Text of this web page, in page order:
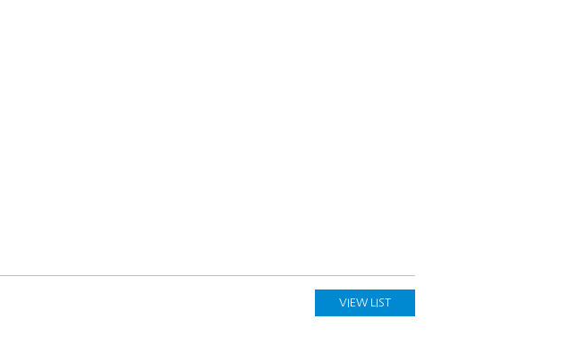
VIEW LIST